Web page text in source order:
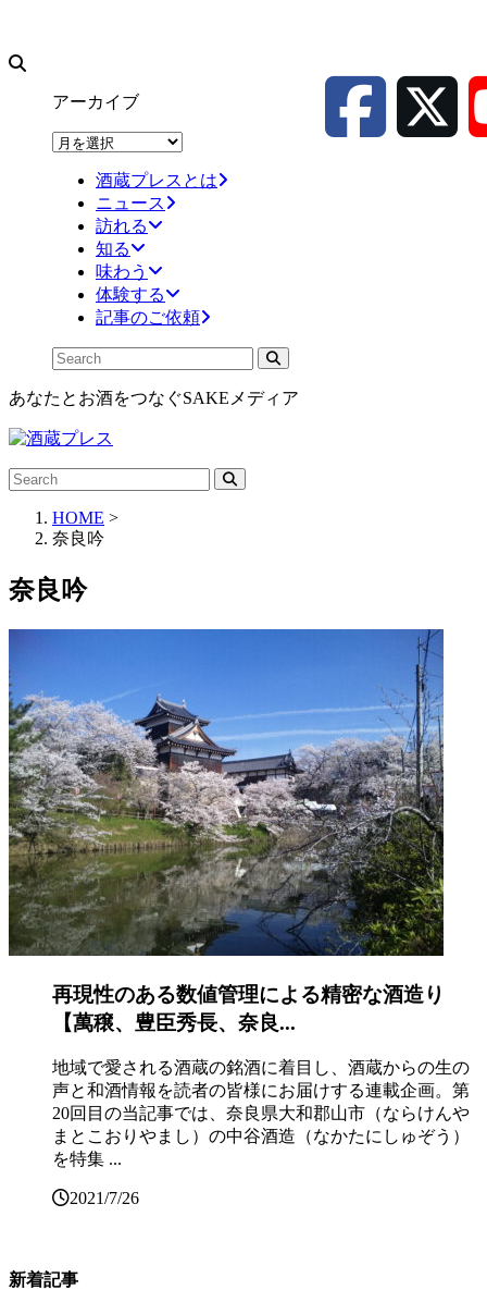
アーカイブ
ア
酒蔵プレスとは
ニュース
訪れる
知る
味わう
体験する
記事のご依頼
あなたとお酒をつなぐSAKEメディア
HOME >
奈良吟
奈良吟
再現性のある数値管理による精密な酒造り
【萬穣、豊臣秀長、奈良...
地域で愛される酒蔵の銘酒に着目し、酒蔵からの生の
声と和酒情報を読者の皆様にお届けする連載企画。第
20回目の当記事では、奈良県大和郡山市（ならけんや
まとこおりやまし）の中谷酒造（なかたにしゅぞう）
を特集 ...
2021/7/26
新着記事